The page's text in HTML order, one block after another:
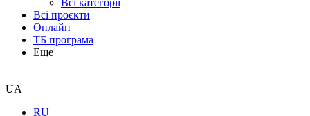
Всі категорії
Всі проєкти
Онлайн
ТБ програма
Еще
UA
RU